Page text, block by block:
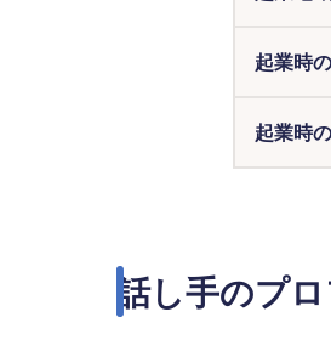
起業時
起業時
話し手のプ